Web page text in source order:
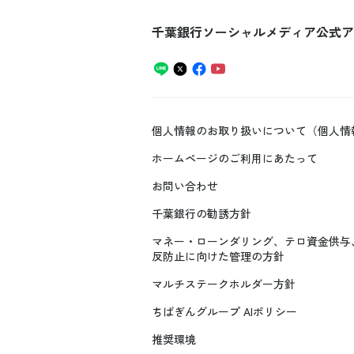
千葉銀行ソーシャルメディア公式
個人情報のお取り扱いについて（個人
ホームページのご利用にあたって
お問い合わせ
千葉銀行の勧誘方針
マネー・ローンダリング、テロ資金供
反防止に向けた管理の方針
マルチステークホルダー方針
ちばぎんグループ AIポリシー
推奨環境